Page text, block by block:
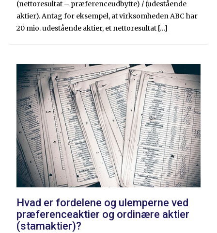
(nettoresultat – præferenceudbytte) / (udestående
aktier). Antag for eksempel, at virksomheden ABC har
20 mio. udestående aktier, et nettoresultat […]
Hvad er fordelene og ulemperne ved
præferenceaktier og ordinære aktier
(stamaktier)?